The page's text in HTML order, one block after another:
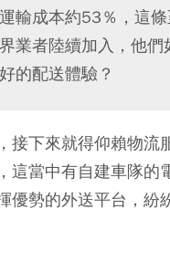
輸成本約53％，這
業者陸續加入，他們
的配送體驗？
接下來就得仰賴物流
這當中有自建車隊的
優勢的外送平台，紛